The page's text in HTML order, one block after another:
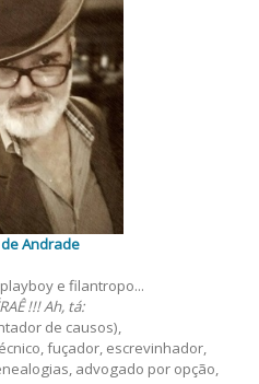
Andrade
e filantropo...
!!! Ah, tá:
de causos),
fuçador, escrevinhador,
advogado por opção,